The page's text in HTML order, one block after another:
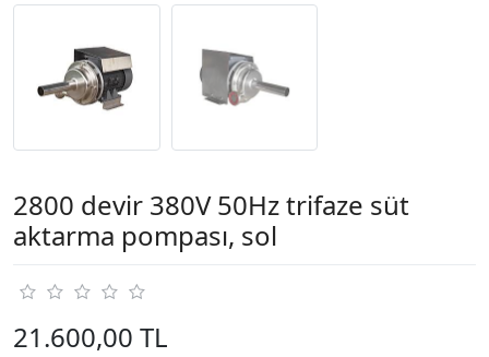
2800 devir 380V 50Hz trifaze süt
aktarma pompası, sol
21.600,00 TL